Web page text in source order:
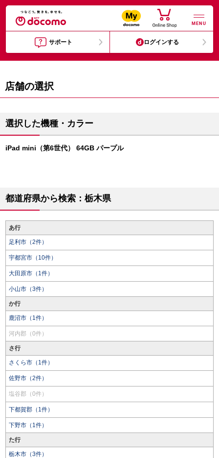
MENU
サポート ログインする
店舗の選択
選択した機種・カラー
iPad mini（第6世代） 64GB パープル
都道府県から検索：栃木県
あ行
足利市（2件）
宇都宮市（10件）
大田原市（1件）
小山市（3件）
か行
鹿沼市（1件）
河内郡（0件）
さ行
さくら市（1件）
佐野市（2件）
塩谷郡（0件）
下都賀郡（1件）
下野市（1件）
た行
栃木市（3件）